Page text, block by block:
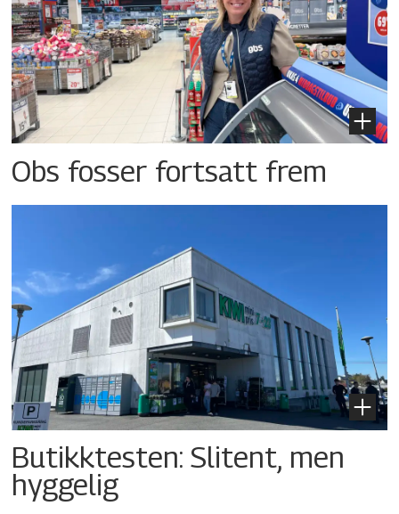
Obs fosser fortsatt frem
Butikktesten: Slitent, men
hyggelig